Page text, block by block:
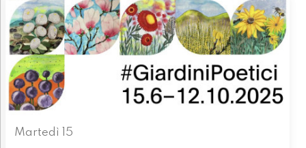
Martedì 15